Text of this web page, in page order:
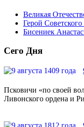
Великая
Герой
Бисениек
Сего Дня
Псковичи «по своей
Ливонского ордена и